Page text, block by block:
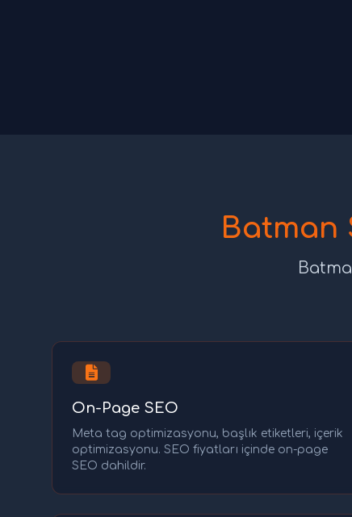
Batman
On-Page SEO
Meta tag optimizasyonu, başlık etiketleri, içerik
optimizasyonu. SEO fiyatları içinde on-page
SEO dahildir.